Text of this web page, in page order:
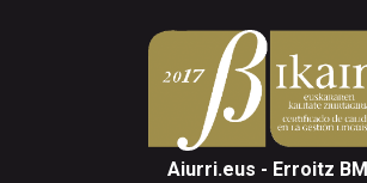
Aiurri.eus - Erroitz BM